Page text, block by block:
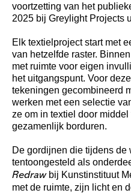
voortzetting van het
2025 bij Greylight Projects
Elk textielproject start met
van hetzelfde raster.
met ruimte voor eigen
het uitgangspunt. Voor
tekeningen gecombineerd
werken met een selectie
ze om in textiel door
gezamenlijk borduren.
De gordijnen die tijdens de
tentoongesteld als
Redrawbij Kunstinstituut
met de ruimte, zijn licht en